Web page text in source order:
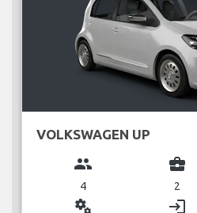
VOLKSWAGEN UP
group
4
business_center
2
miscellaneous_services login